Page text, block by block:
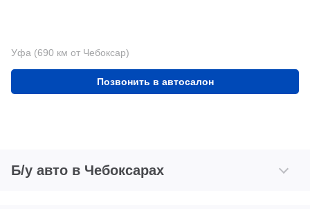
Уфа (690 км от Чебоксар)
Позвонить в автосалон
Б/у авто в Чебоксарах